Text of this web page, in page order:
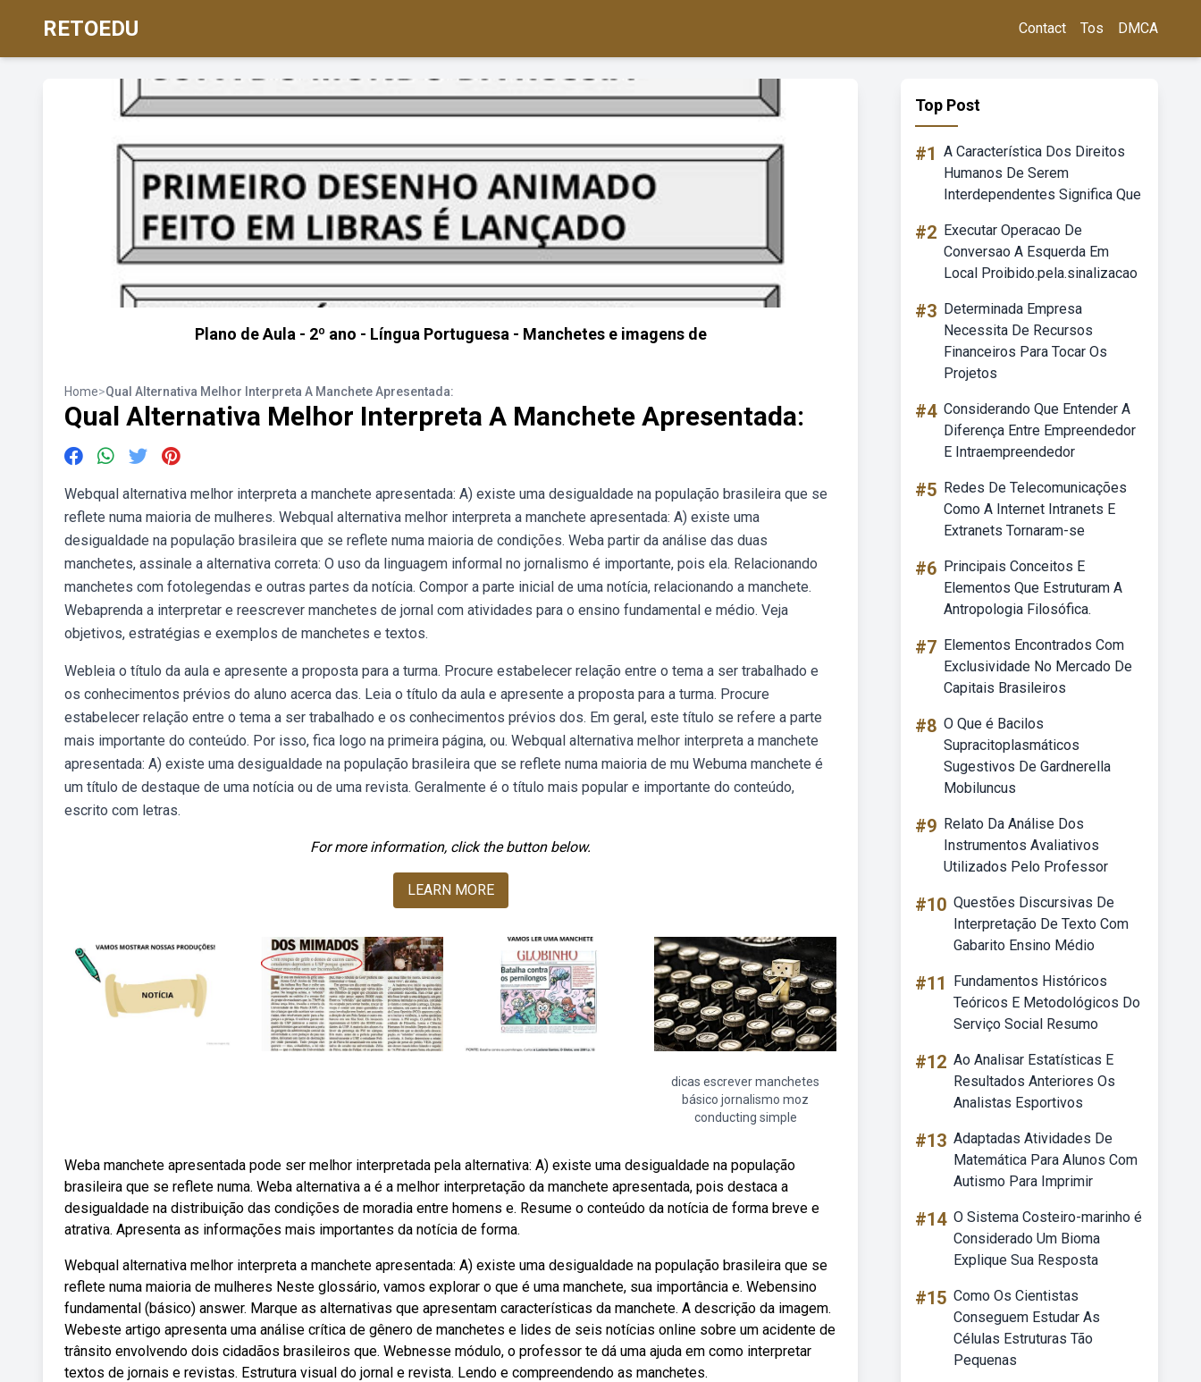
RETOEDU Contact Tos DMCA
Plano de Aula - 2º ano - Língua Portuguesa - Manchetes e imagens de
Home>Qual Alternativa Melhor Interpreta A Manchete Apresentada:
Qual Alternativa Melhor Interpreta A Manchete Apresentada:
Webqual alternativa melhor interpreta a manchete apresentada: A) existe uma desigualdade na população brasileira que se
reflete numa maioria de mulheres. Webqual alternativa melhor interpreta a manchete apresentada: A) existe uma
desigualdade na população brasileira que se reflete numa maioria de condições. Weba partir da análise das duas
manchetes, assinale a alternativa correta: O uso da linguagem informal no jornalismo é importante, pois ela. Relacionando
manchetes com fotolegendas e outras partes da notícia. Compor a parte inicial de uma notícia, relacionando a manchete.
Webaprenda a interpretar e reescrever manchetes de jornal com atividades para o ensino fundamental e médio. Veja
objetivos, estratégias e exemplos de manchetes e textos.
Webleia o título da aula e apresente a proposta para a turma. Procure estabelecer relação entre o tema a ser trabalhado e
os conhecimentos prévios do aluno acerca das. Leia o título da aula e apresente a proposta para a turma. Procure
estabelecer relação entre o tema a ser trabalhado e os conhecimentos prévios dos. Em geral, este título se refere a parte
mais importante do conteúdo. Por isso, fica logo na primeira página, ou. Webqual alternativa melhor interpreta a manchete
apresentada: A) existe uma desigualdade na população brasileira que se reflete numa maioria de mu Webuma manchete é
um título de destaque de uma notícia ou de uma revista. Geralmente é o título mais popular e importante do conteúdo,
escrito com letras.
For more information, click the button below.
LEARN MORE
dicas escrever manchetes
básico jornalismo moz
conducting simple
Weba manchete apresentada pode ser melhor interpretada pela alternativa: A) existe uma desigualdade na população
brasileira que se reflete numa. Weba alternativa a é a melhor interpretação da manchete apresentada, pois destaca a
desigualdade na distribuição das condições de moradia entre homens e. Resume o conteúdo da notícia de forma breve e
atrativa. Apresenta as informações mais importantes da notícia de forma.
Webqual alternativa melhor interpreta a manchete apresentada: A) existe uma desigualdade na população brasileira que se
reflete numa maioria de mulheres Neste glossário, vamos explorar o que é uma manchete, sua importância e. Webensino
fundamental (básico) answer. Marque as alternativas que apresentam características da manchete. A descrição da imagem.
Webeste artigo apresenta uma análise crítica de gênero de manchetes e lides de seis notícias online sobre um acidente de
trânsito envolvendo dois cidadãos brasileiros que. Webnesse módulo, o professor te dá uma ajuda em como interpretar
textos de jornais e revistas. Estrutura visual do jornal e revista. Lendo e compreendendo as manchetes.
Top Post
#1 A Característica Dos Direitos
Humanos De Serem
Interdependentes Significa Que
#2 Executar Operacao De
Conversao A Esquerda Em
Local Proibido.pela.sinalizacao
#3 Determinada Empresa
Necessita De Recursos
Financeiros Para Tocar Os
Projetos
#4 Considerando Que Entender A
Diferença Entre Empreendedor
E Intraempreendedor
#5 Redes De Telecomunicações
Como A Internet Intranets E
Extranets Tornaram-se
#6 Principais Conceitos E
Elementos Que Estruturam A
Antropologia Filosófica.
#7 Elementos Encontrados Com
Exclusividade No Mercado De
Capitais Brasileiros
#8 O Que é Bacilos
Supracitoplasmáticos
Sugestivos De Gardnerella
Mobiluncus
#9 Relato Da Análise Dos
Instrumentos Avaliativos
Utilizados Pelo Professor
#10 Questões Discursivas De
Interpretação De Texto Com
Gabarito Ensino Médio
#11
Fundamentos Históricos
Teóricos E Metodológicos Do
Serviço Social Resumo
#12 Ao Analisar Estatísticas E
Resultados Anteriores Os
Analistas Esportivos
#13 Adaptadas Atividades De
Matemática Para Alunos Com
Autismo Para Imprimir
#14 O Sistema Costeiro-marinho é
Considerado Um Bioma
Explique Sua Resposta
#15 Como Os Cientistas
Conseguem Estudar As
Células Estruturas Tão
Pequenas